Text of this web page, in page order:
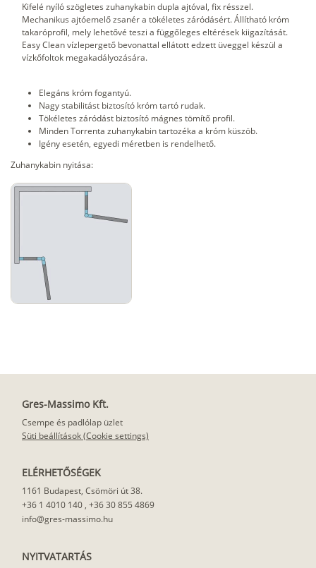
Kifelé nyíló szögletes zuhanykabin dupla ajtóval, fix résszel.
Mechanikus ajtóemelő zsanér a tökéletes záródásért. Állítható króm
takaróprofil, mely lehetővé teszi a függőleges eltérések kiigazítását.
Easy Clean vízlepergető bevonattal ellátott edzett üveggel készül a
vízkőfoltok megakadályozására.
Elegáns króm fogantyú.
Nagy stabilitást biztosító króm tartó rudak.
Tökéletes záródást biztosító mágnes tömítő profil.
Minden Torrenta zuhanykabin tartozéka a króm küszöb.
Igény esetén, egyedi méretben is rendelhető.
Zuhanykabin nyitása:
Gres-Massimo Kft.
Csempe és padlólap üzlet
Süti beállítások (Cookie settings)
ELÉRHETŐSÉGEK
1161 Budapest, Csömöri út 38.
+36 1 4010 140, +36 30 855 4869
info@gres-massimo.hu
NYITVATARTÁS